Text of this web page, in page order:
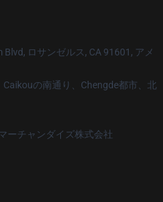
Blvd, ロサンゼルス, CA 91601, アメ
の南通り、Chengde都市、北
ーチャンダイズ株式会社